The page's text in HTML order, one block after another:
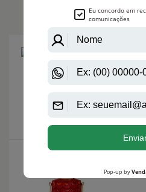
OFF
OFF